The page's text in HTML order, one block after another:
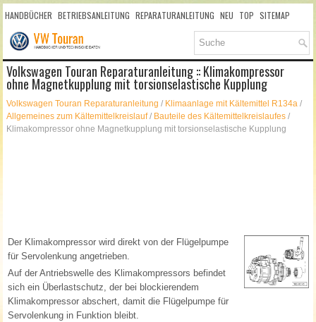
HANDBÜCHER BETRIEBSANLEITUNG REPARATURANLEITUNG NEU TOP SITEMAP
SUCHLAUF
Volkswagen Touran Reparaturanleitung :: Klimakompressor
ohne Magnetkupplung mit torsionselastische Kupplung
Volkswagen Touran Reparaturanleitung / Klimaanlage mit Kältemittel R134a /
Allgemeines zum Kältemittelkreislauf/ Bauteile des Kältemittelkreislaufes /
Klimakompressor ohne Magnetkupplung mit torsionselastische Kupplung
Der Klimakompressor wird direkt von der Flügelpumpe
für Servolenkung angetrieben.
Auf der Antriebswelle des Klimakompressors befindet
sich ein Überlastschutz, der bei blockierendem
Klimakompressor abschert, damit die Flügelpumpe für
Servolenkung in Funktion bleibt.